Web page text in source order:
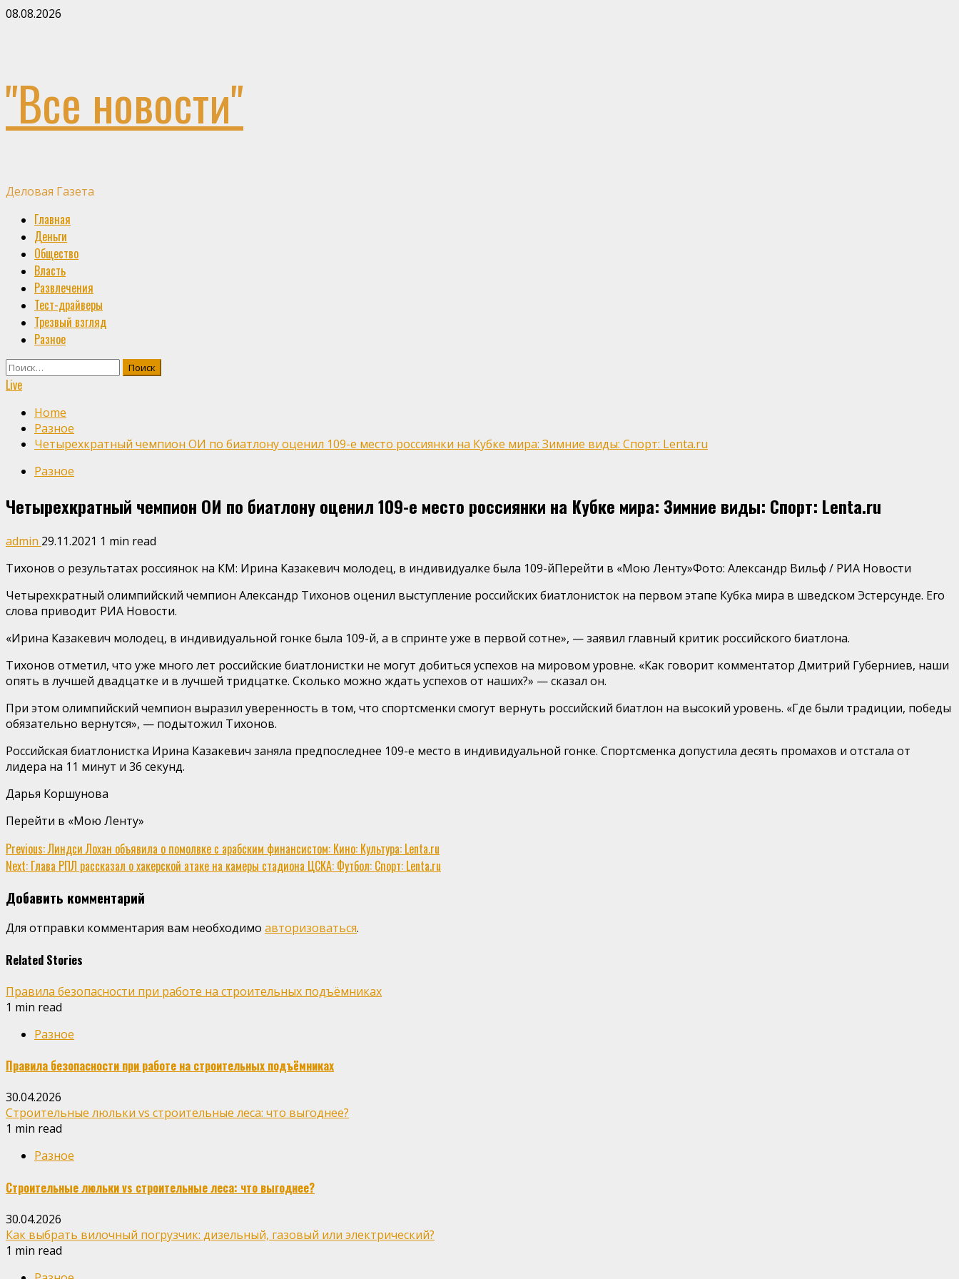
Skip
08.08.2026
"Все новости"
Деловая Газета
Primary
Menu
Главная
Деньги
Общество
Власть
Развлечения
Тест-драйверы
Трезвый взгляд
Разное
Найти:
Live
Home
Разное
Четырехкратный чемпион ОИ по биатлону оценил 109-е место россиянки на Кубке мира: Зимние виды: Спорт: Lenta.ru
Разное
Четырехкратный чемпион ОИ по биатлону оценил 109-е место россиянки на Кубке мира: Зимние виды: Спорт: Lenta.ru
admin 29.11.2021 1 min read
Тихонов о результатах россиянок на КМ: Ирина Казакевич молодец, в индивидуалке была 109-йПерейти в «Мою Ленту»Фото: Александр Вильф / РИА Новости
Четырехкратный олимпийский чемпион Александр Тихонов оценил выступление российских биатлонисток на первом этапе Кубка мира в шведском Эстерсунде. Его
слова приводит РИА Новости.
«Ирина Казакевич молодец, в индивидуальной гонке была 109-й, а в спринте уже в первой сотне», — заявил главный критик российского биатлона.
Тихонов отметил, что уже много лет российские биатлонистки не могут добиться успехов на мировом уровне. «Как говорит комментатор Дмитрий Губерниев, наши
опять в лучшей двадцатке и в лучшей тридцатке. Сколько можно ждать успехов от наших?» — сказал он.
При этом олимпийский чемпион выразил уверенность в том, что спортсменки смогут вернуть российский биатлон на высокий уровень. «Где были традиции, победы
обязательно вернутся», — подытожил Тихонов.
Российская биатлонистка Ирина Казакевич заняла предпоследнее 109-е место в индивидуальной гонке. Спортсменка допустила десять промахов и отстала от
лидера на 11 минут и 36 секунд.
Дарья Коршунова
Перейти в «Мою Ленту»
Continue
Reading
Previous:Линдси Лохан объявила о помолвке с арабским финансистом: Кино: Культура: Lenta.ru
Next: Глава РПЛ рассказал о хакерской атаке на камеры стадиона ЦСКА: Футбол: Спорт: Lenta.ru
Добавить комментарий
Для отправки комментария вам необходимо авторизоваться.
Related Stories
Правила безопасности при работе на строительных подъёмниках
1 min read
Разное
Правила безопасности при работе на строительных подъёмниках
30.04.2026
Строительные люльки vs строительные леса: что выгоднее?
1 min read
Разное
Строительные люльки vs строительные леса: что выгоднее?
30.04.2026
Как выбрать вилочный погрузчик: дизельный, газовый или электрический?
1 min read